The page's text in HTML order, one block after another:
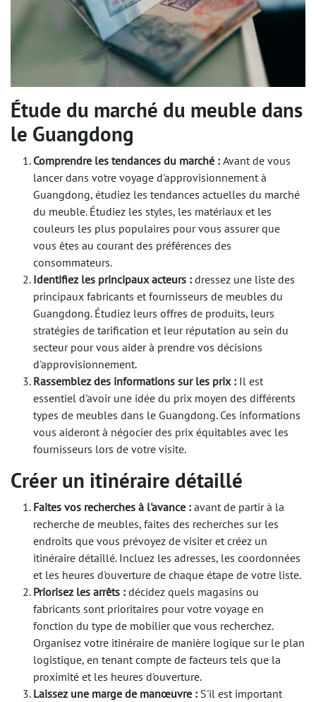
Étude du marché du meuble dans
le Guangdong
Comprendre les tendances du marché : Avant de vous
lancer dans votre voyage d'approvisionnement à
Guangdong, étudiez les tendances actuelles du marché
du meuble. Étudiez les styles, les matériaux et les
couleurs les plus populaires pour vous assurer que
vous êtes au courant des préférences des
consommateurs.
Identifiez les principaux acteurs : dressez une liste des
principaux fabricants et fournisseurs de meubles du
Guangdong. Étudiez leurs offres de produits, leurs
stratégies de tarification et leur réputation au sein du
secteur pour vous aider à prendre vos décisions
d'approvisionnement.
Rassemblez des informations sur les prix : Il est
essentiel d'avoir une idée du prix moyen des différents
types de meubles dans le Guangdong. Ces informations
vous aideront à négocier des prix équitables avec les
fournisseurs lors de votre visite.
Créer un itinéraire détaillé
Faites vos recherches à l'avance : avant de partir à la
recherche de meubles, faites des recherches sur les
endroits que vous prévoyez de visiter et créez un
itinéraire détaillé. Incluez les adresses, les coordonnées
et les heures d'ouverture de chaque étape de votre liste.
Priorisez les arrêts : décidez quels magasins ou
fabricants sont prioritaires pour votre voyage en
fonction du type de mobilier que vous recherchez.
Organisez votre itinéraire de manière logique sur le plan
logistique, en tenant compte de facteurs tels que la
proximité et les heures d'ouverture.
Laissez une marge de manœuvre : S'il est important